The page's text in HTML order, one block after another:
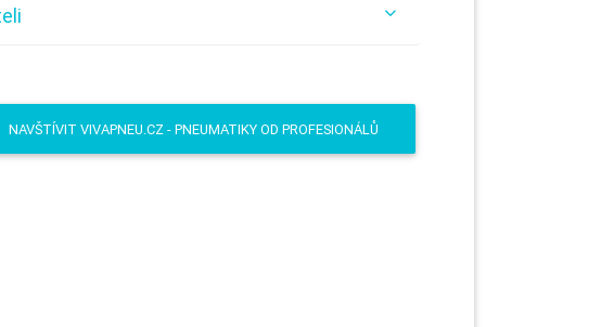
NAVŠTÍVIT VIVAPNEU.CZ - PNEUMATIKY OD PROFESIONÁLŮ